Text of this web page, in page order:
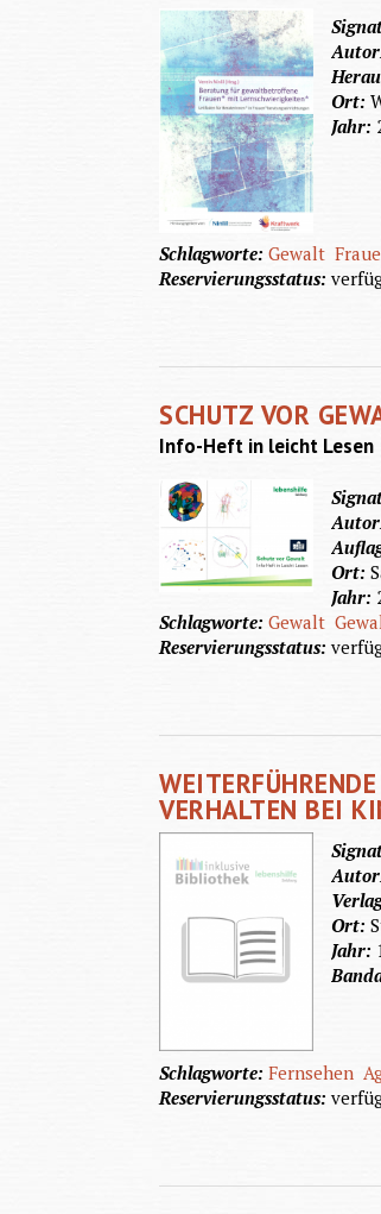
Ort:
Jahr:
Schlagworte:Gewalt
Reservierungsstatus:
SCHUTZ VOR
Info-Heft in leicht Lesen
Ort:
Jahr:
Schlagworte:Gewalt
Reservierungsstatus:
VERHALTEN BEI
Ort:
Jahr:
Schlagworte:Fernsehen
Reservierungsstatus: